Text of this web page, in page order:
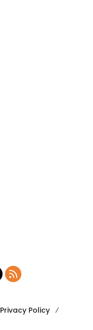
Privacy Policy